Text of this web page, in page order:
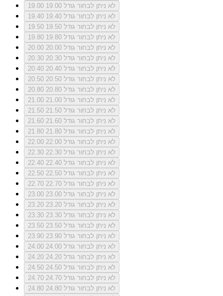
19.00
לא ניתן לבחור גודל 19.00
19.40
לא ניתן לבחור גודל 19.40
19.50
לא ניתן לבחור גודל 19.50
19.80
לא ניתן לבחור גודל 19.80
20.00
לא ניתן לבחור גודל 20.00
20.30
לא ניתן לבחור גודל 20.30
20.40
לא ניתן לבחור גודל 20.40
20.50
לא ניתן לבחור גודל 20.50
20.80
לא ניתן לבחור גודל 20.80
21.00
לא ניתן לבחור גודל 21.00
21.50
לא ניתן לבחור גודל 21.50
21.60
לא ניתן לבחור גודל 21.60
21.80
לא ניתן לבחור גודל 21.80
22.00
לא ניתן לבחור גודל 22.00
22.30
לא ניתן לבחור גודל 22.30
22.40
לא ניתן לבחור גודל 22.40
22.50
לא ניתן לבחור גודל 22.50
22.70
לא ניתן לבחור גודל 22.70
23.00
לא ניתן לבחור גודל 23.00
23.20
לא ניתן לבחור גודל 23.20
23.30
לא ניתן לבחור גודל 23.30
23.50
לא ניתן לבחור גודל 23.50
23.90
לא ניתן לבחור גודל 23.90
24.00
לא ניתן לבחור גודל 24.00
24.20
לא ניתן לבחור גודל 24.20
24.50
לא ניתן לבחור גודל 24.50
24.70
לא ניתן לבחור גודל 24.70
24.80
לא ניתן לבחור גודל 24.80